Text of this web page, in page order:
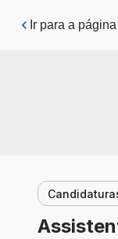
Pular para o
Ir para a